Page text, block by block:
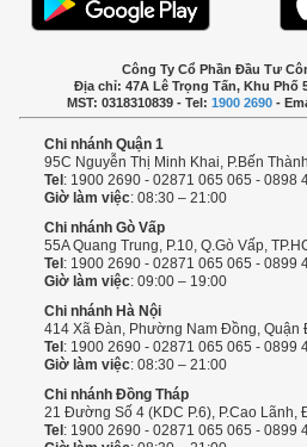
Công Ty Cổ Phần Đầu Tư
Địa chỉ: 47A Lê Trọng Tấn, Khu Phố
MST: 0318310839 - Tel: 1900 2690-
Chi nhánh Quận 1
95C Nguyễn Thị Minh Khai, P.Bến
Tel : 1900 2690 - 02871 065 065 - 0898
Giờ làm việc: 08:30 – 21:00
Chi nhánh Gò Vấp
55A Quang Trung, P.10, Q.Gò Vấp,
Tel : 1900 2690 - 02871 065 065 - 0899
Giờ làm việc: 09:00 – 19:00
Chi nhánh Hà Nội
414 Xã Đàn, Phường Nam Đồng, Quận
Tel : 1900 2690 - 02871 065 065 - 0899
Giờ làm việc: 08:30 – 21:00
Chi nhánh Đồng Tháp
21 Đường Số 4 (KDC P.6), P.Cao Lãnh,
Tel : 1900 2690 - 02871 065 065 - 0899